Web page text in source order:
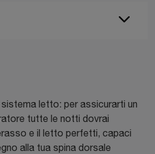
letto: per assicurarti un
tutte le notti dovrai
e il letto perfetti, capaci
alla tua spina dorsale